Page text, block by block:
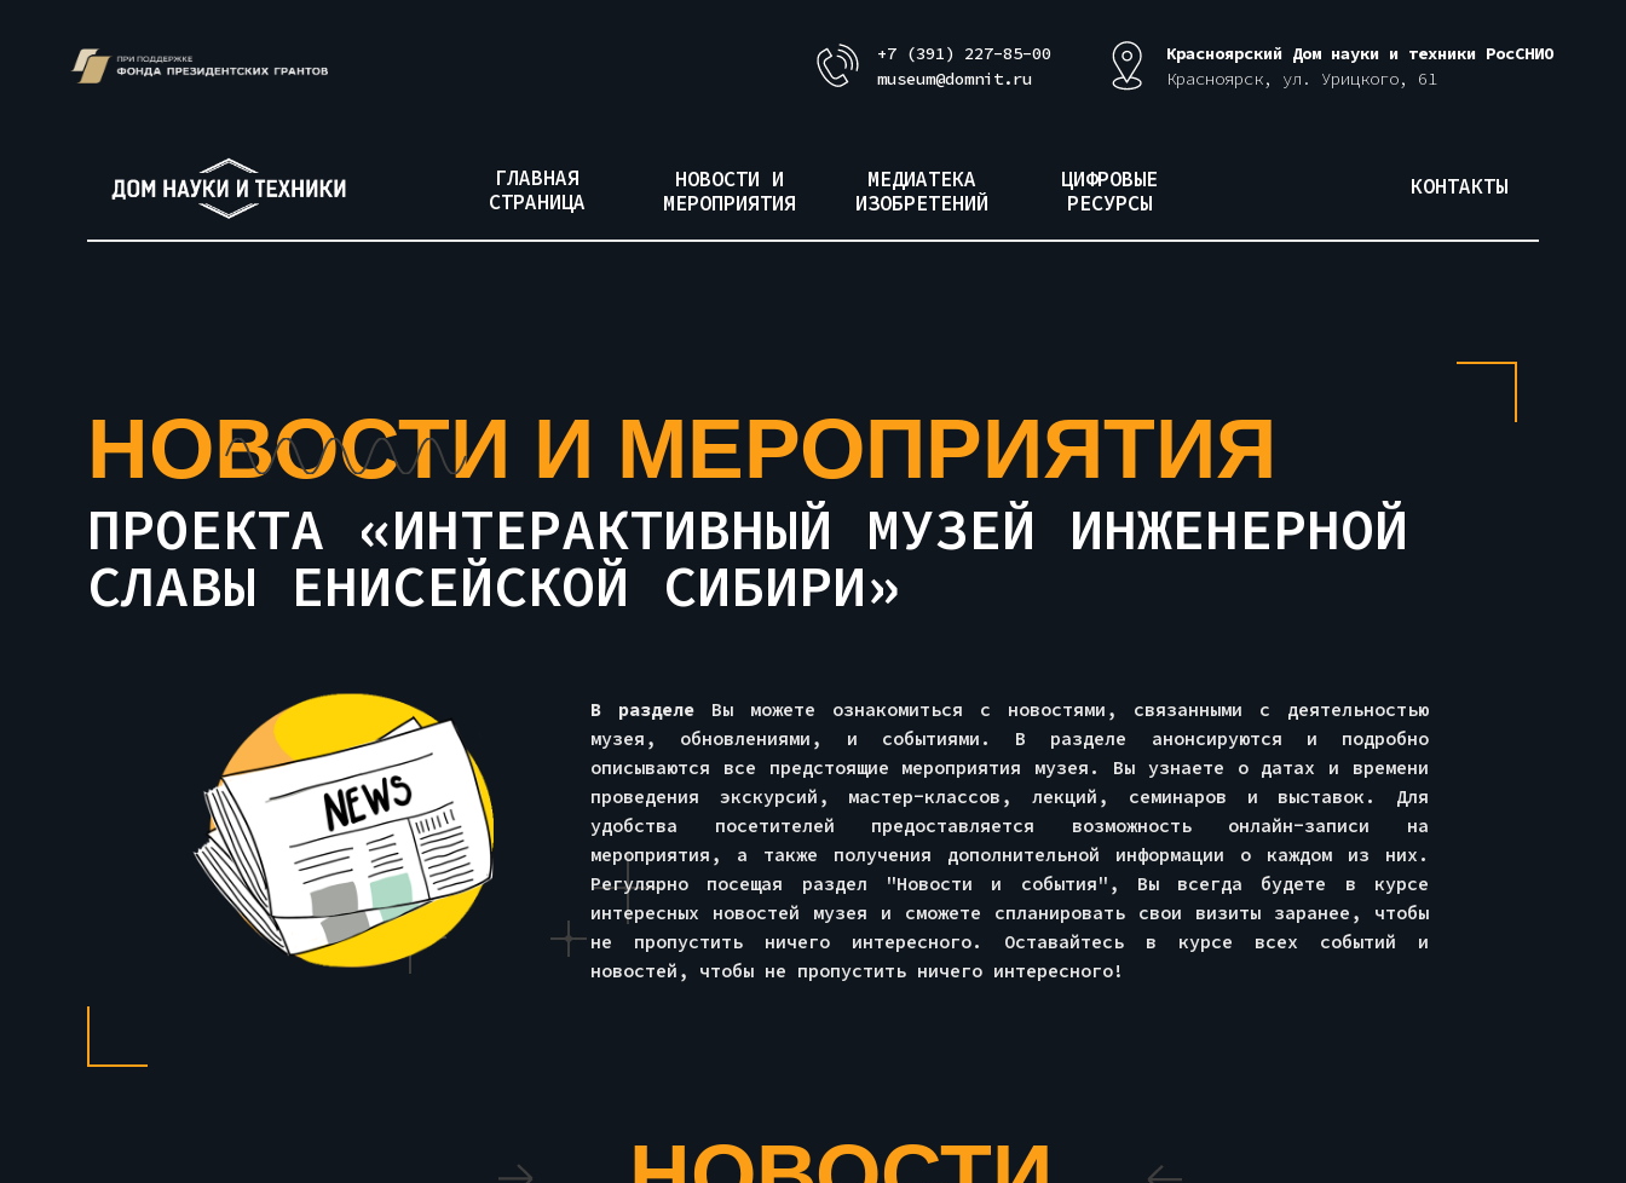
+7 (391) 227-85-00
museum@domnit.ru
Красноярский Дом науки и техники РосСНИО
Красноярск, ул. Урицкого, 61
ГЛАВНАЯ
СТРАНИЦА
НОВОСТИ И
МЕРОПРИЯТИЯ
МЕДИАТЕКА
ИЗОБРЕТЕНИЙ
ЦИФРОВЫЕ
РЕСУРСЫ
КОНТАКТЫ
НОВОСТИ И МЕРОПРИЯТИЯ
В разделе Вы можете ознакомиться с новостями, связанными с деятельностью
музея, обновлениями, и событиями. В разделе анонсируются и подробно
описываются все предстоящие мероприятия музея. Вы узнаете о датах и времени
проведения экскурсий, мастер-классов, лекций, семинаров и выставок. Для
удобства посетителей предоставляется возможность онлайн-записи на
мероприятия, а также получения дополнительной информации о каждом из них.
Регулярно посещая раздел "Новости и события", Вы всегда будете в курсе
интересных новостей музея и сможете спланировать свои визиты заранее, чтобы
не пропустить ничего интересного. Оставайтесь в курсе всех событий и
новостей, чтобы не пропустить ничего интересного!
ПРОЕКТА «‎ИНТЕРАКТИВНЫЙ МУЗЕЙ ИНЖЕНЕРНОЙ
СЛАВЫ ЕНИСЕЙСКОЙ СИБИРИ»‎‎